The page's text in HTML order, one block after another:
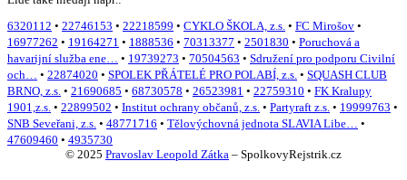
6320112 • 22746153 • 22218599 • CYKLO ŠKOLA, z.s. • FC Mirošov •
16977262 • 19164271 • 1888536 • 70313377 • 2501830 • Poruchová a
havarijní služba ene… • 19739273 • 70504563 • Sdružení pro podporu Civilní
och… • 22874020 • SPOLEK PŘÁTELÉ PRO POLABÍ, z.s. • SQUASH CLUB
BRNO, z.s. • 21690685 • 68730578 • 26523981 • 22759310 • FK Kralupy
1901,z.s. • 22899502 • Institut ochrany občanů, z.s. • Partyraft z.s. • 19999763 •
SNB Seveřani, z.s. • 48771716 • Tělovýchovná jednota SLAVIA Libe… •
47609460 • 4935730
© 2025 Pravoslav Leopold Zátka – SpolkovyRejstrik.cz